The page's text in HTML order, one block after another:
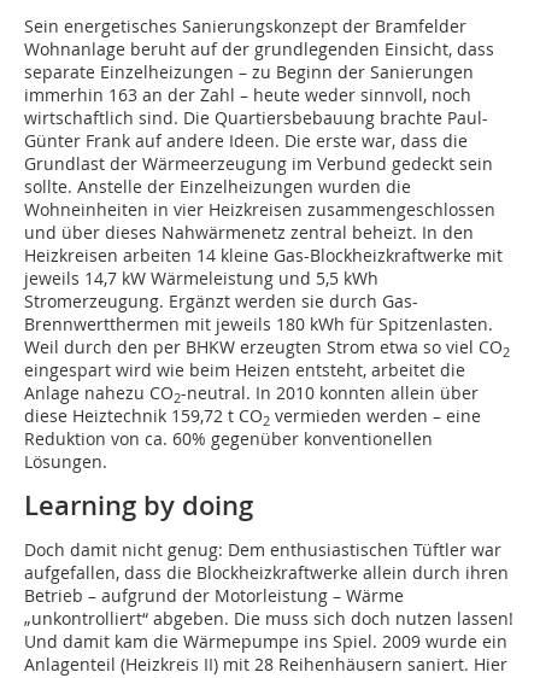
Sein energetisches Sanierungskonzept der Bramfelder
Wohnanlage beruht auf der grundlegenden Einsicht, dass
separate Einzelheizungen – zu Beginn der Sanierungen
immerhin 163 an der Zahl – heute weder sinnvoll, noch
wirtschaftlich sind. Die Quartiersbebauung brachte Paul-
Günter Frank auf andere Ideen. Die erste war, dass die
Grundlast der Wärmeerzeugung im Verbund gedeckt sein
sollte. Anstelle der Einzelheizungen wurden die
Wohneinheiten in vier Heizkreisen zusammengeschlossen
und über dieses Nahwärmenetz zentral beheizt. In den
Heizkreisen arbeiten 14 kleine Gas-Blockheizkraftwerke mit
jeweils 14,7 kW Wärmeleistung und 5,5 kWh
Stromerzeugung. Ergänzt werden sie durch Gas-
Brennwertthermen mit jeweils 180 kWh für Spitzenlasten.
Weil durch den per BHKW erzeugten Strom etwa so viel CO2
eingespart wird wie beim Heizen entsteht, arbeitet die
Anlage nahezu CO2-neutral. In 2010 konnten allein über
diese Heiztechnik 159,72 t CO2 vermieden werden – eine
Reduktion von ca. 60% gegenüber konventionellen
Lösungen.
Learning by doing
Doch damit nicht genug: Dem enthusiastischen Tüftler war
aufgefallen, dass die Blockheizkraftwerke allein durch ihren
Betrieb – aufgrund der Motorleistung – Wärme
„unkontrolliert“ abgeben. Die muss sich doch nutzen lassen!
Und damit kam die Wärmepumpe ins Spiel. 2009 wurde ein
Anlagenteil (Heizkreis II) mit 28 Reihenhäusern saniert. Hier